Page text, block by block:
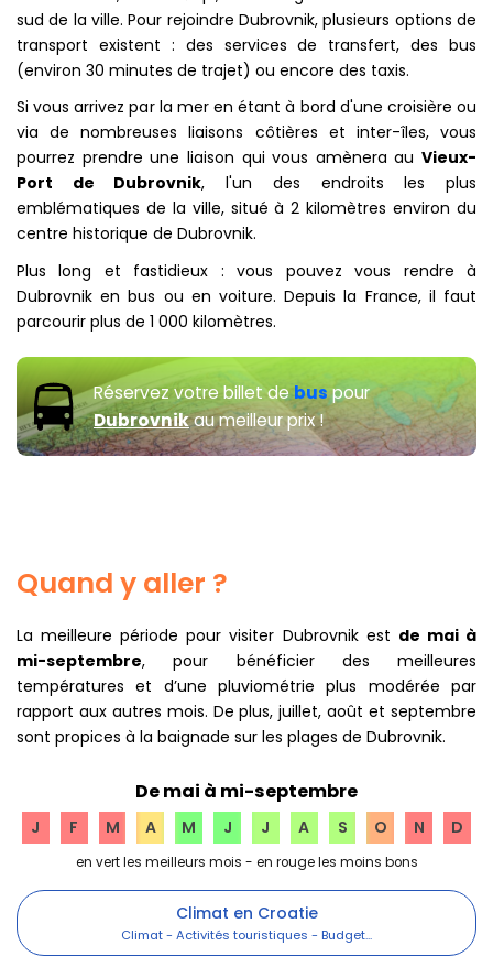
sud de la ville. Pour rejoindre Dubrovnik, plusieurs options de
transport existent : des services de transfert, des bus
(environ 30 minutes de trajet) ou encore des taxis.
Si vous arrivez par la mer en étant à bord d'une croisière ou
via de nombreuses liaisons côtières et inter-îles, vous
pourrez prendre une liaison qui vous amènera au Vieux-
Port de Dubrovnik, l'un des endroits les plus
emblématiques de la ville, situé à 2 kilomètres environ du
centre historique de Dubrovnik.
Plus long et fastidieux : vous pouvez vous rendre à
Dubrovnik en bus ou en voiture. Depuis la France, il faut
parcourir plus de 1 000 kilomètres.
Réservez votre billet debuspour
Dubrovnikau meilleur prix !
Quand y aller ?
La meilleure période pour visiter Dubrovnik est de mai à
mi-septembre, pour bénéficier des meilleures
températures et d’une pluviométrie plus modérée par
rapport aux autres mois. De plus, juillet, août et septembre
sont propices à la baignade sur les plages de Dubrovnik.
De mai à mi-septembre
J F M A M J J A S O N D
Climat en Croatie